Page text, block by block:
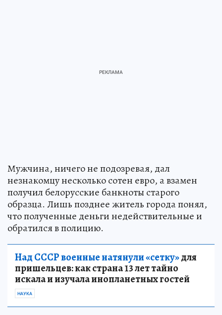
Мужчина, ничего не подозревая, дал
незнакомцу несколько сотен евро, а взамен
получил белорусские банкноты старого
образца. Лишь позднее житель города понял,
что полученные деньги недействительные и
обратился в полицию.
Над СССР военные натянули «сетку»для
пришельцев: как страна 13 лет тайно
искала и изучала инопланетных гостей
НАУКА